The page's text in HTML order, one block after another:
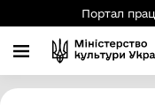
Портал